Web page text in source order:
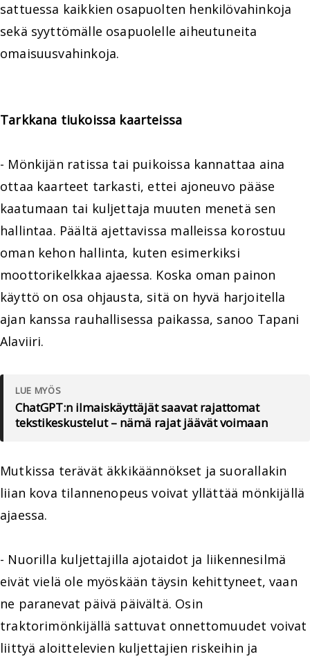
sattuessa kaikkien osapuolten henkilövahinkoja
sekä syyttömälle osapuolelle aiheutuneita
omaisuusvahinkoja.
Tarkkana tiukoissa kaarteissa
- Mönkijän ratissa tai puikoissa kannattaa aina
ottaa kaarteet tarkasti, ettei ajoneuvo pääse
kaatumaan tai kuljettaja muuten menetä sen
hallintaa. Päältä ajettavissa malleissa korostuu
oman kehon hallinta, kuten esimerkiksi
moottorikelkkaa ajaessa. Koska oman painon
käyttö on osa ohjausta, sitä on hyvä harjoitella
ajan kanssa rauhallisessa paikassa, sanoo Tapani
Alaviiri.
LUE MYÖS
ChatGPT:n ilmaiskäyttäjät saavat rajattomat
tekstikeskustelut – nämä rajat jäävät voimaan
Mutkissa terävät äkkikäännökset ja suorallakin
liian kova tilannenopeus voivat yllättää mönkijällä
ajaessa.
- Nuorilla kuljettajilla ajotaidot ja liikennesilmä
eivät vielä ole myöskään täysin kehittyneet, vaan
ne paranevat päivä päivältä. Osin
traktorimönkijällä sattuvat onnettomuudet voivat
liittyä aloittelevien kuljettajien riskeihin ja